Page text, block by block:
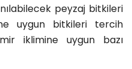
peyzaj bitkileri
uygun bitkileri tercih
iklimine uygun bazı